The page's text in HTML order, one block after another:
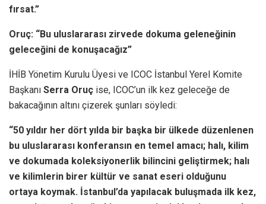
fırsat.”
Oruç: “Bu uluslararası zirvede dokuma geleneğinin
geleceğini de konuşacağız”
İHİB Yönetim Kurulu Üyesi ve ICOC İstanbul Yerel Komite
Başkanı Serra Oruç ise, ICOC’un ilk kez geleceğe de
bakacağının altını çizerek şunları söyledi:
“50 yıldır her dört yılda bir başka bir ülkede düzenlenen
bu uluslararası konferansın en temel amacı; halı, kilim
ve dokumada koleksiyonerlik bilincini geliştirmek; halı
ve kilimlerin birer kültür ve sanat eseri olduğunu
ortaya koymak. İstanbul’da yapılacak buluşmada ilk kez,